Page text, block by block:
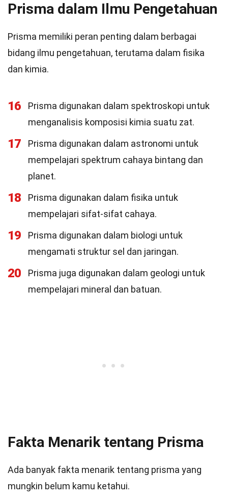
Prisma dalam Ilmu Pengetahuan
Prisma memiliki peran penting dalam berbagai
bidang ilmu pengetahuan, terutama dalam fisika
dan kimia.
16
Prisma digunakan dalam spektroskopi untuk
menganalisis komposisi kimia suatu zat.
17
Prisma digunakan dalam astronomi untuk
mempelajari spektrum cahaya bintang dan
planet.
18
Prisma digunakan dalam fisika untuk
mempelajari sifat-sifat cahaya.
19
Prisma digunakan dalam biologi untuk
mengamati struktur sel dan jaringan.
20
Prisma juga digunakan dalam geologi untuk
mempelajari mineral dan batuan.
Fakta Menarik tentang Prisma
Ada banyak fakta menarik tentang prisma yang
mungkin belum kamu ketahui.